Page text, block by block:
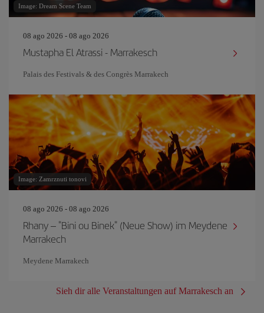
Image: Dream Scene Team
08 ago 2026 - 08 ago 2026
Mustapha El Atrassi - Marrakesch
Palais des Festivals & des Congrès Marrakech
Image: Zamrznuti tonovi
08 ago 2026 - 08 ago 2026
Rhany – "Bini ou Binek" (Neue Show) im Meydene
Marrakech
Meydene Marrakech
Sieh dir alle Veranstaltungen auf Marrakesch an